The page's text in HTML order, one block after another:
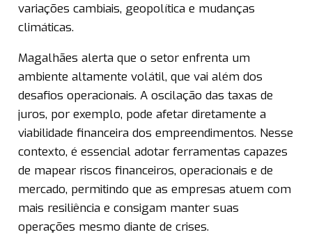
variações cambiais, geopolítica e mudanças
climáticas.
Magalhães alerta que o setor enfrenta um
ambiente altamente volátil, que vai além dos
desafios operacionais. A oscilação das taxas de
juros, por exemplo, pode afetar diretamente a
viabilidade financeira dos empreendimentos. Nesse
contexto, é essencial adotar ferramentas capazes
de mapear riscos financeiros, operacionais e de
mercado, permitindo que as empresas atuem com
mais resiliência e consigam manter suas
operações mesmo diante de crises.